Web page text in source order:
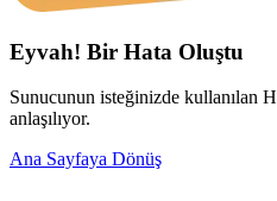
Eyvah! Bir Hata Oluştu
Sunucunun isteğinizde kullanılan
anlaşılıyor.
Ana Sayfaya Dönüş